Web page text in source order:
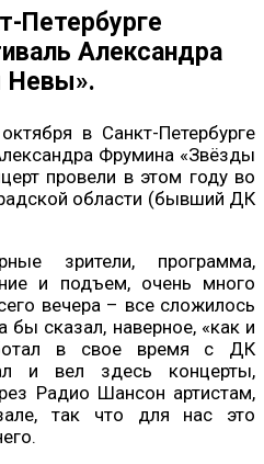
Петербурге
Александра
Невы».
в Санкт-Петербурге
Фрумина «Звёзды
провели в этом году во
области (бывший ДК
зрители, программа,
и подъем, очень много
вечера – все сложилось
сказал, наверное, «как и
в свое время с ДК
и вел здесь концерты,
Радио Шансон артистам,
так что для нас это